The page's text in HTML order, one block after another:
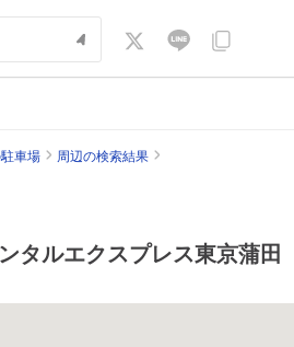
車場 周辺の検索結果
タルエクスプレス東京蒲田